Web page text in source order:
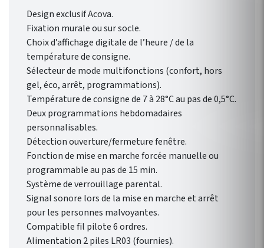
Design exclusif Acova.
Fixation murale ou sur socle.
Choix d’affichage digitale de l’heure / de la
température de consigne.
Sélecteur de mode multifonctions (confort, hors
gel, éco, arrêt, programmations).
Température de consigne de 7 à 28°C au pas de 0,5°C.
Deux programmations hebdomadaires
personnalisables.
Détection ouverture/fermeture fenêtre.
Fonction de mise en marche forcée manuelle ou
programmable au pas de 15 min.
Système de verrouillage parental.
Signal sonore lors de la mise en marche et arrêt
pour les personnes malvoyantes.
Compatible fil pilote 6 ordres.
Alimentation 2 piles LR03 (fournies).